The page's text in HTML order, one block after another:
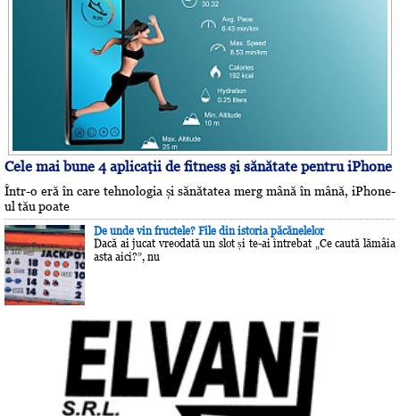
Cele mai bune 4 aplicaţii de fitness şi sănătate pentru iPhone
Într-o eră în care tehnologia și sănătatea merg mână în mână, iPhone-
ul tău poate
De unde vin fructele? File din istoria păcănelelor
Dacă ai jucat vreodată un slot și te-ai întrebat „Ce caută lămâia
asta aici?”, nu